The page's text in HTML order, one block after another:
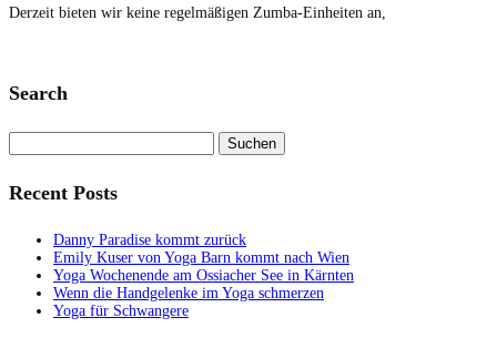
Derzeit bieten wir keine regelmäßi­gen Zum­ba-Ein­heit­en an,
Search
Suchen
nach:
Recent Posts
Danny Paradise kommt zurück
Emily Kuser von Yoga Barn kommt nach Wien
Yoga Wochenende am Ossiacher See in Kärnten
Wenn die Handgelenke im Yoga schmerzen
Yoga für Schwangere